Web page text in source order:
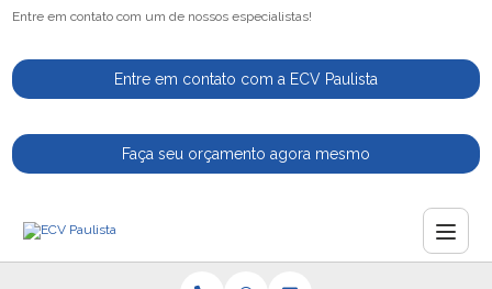
Entre em contato com um de nossos especialistas!
Entre em contato com a ECV Paulista
Faça seu orçamento agora mesmo